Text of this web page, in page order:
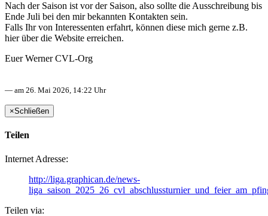
Nach der Saison ist vor der Saison, also sollte die Ausschreibung bis
Ende Juli bei den mir bekannten Kontakten sein.
Falls Ihr von Interessenten erfahrt, können diese mich gerne z.B.
hier über die Website erreichen.
Euer Werner CVL-Org
— am 26. Mai 2026, 14:22 Uhr
×Schließen
Teilen
Internet Adresse:
http://liga.graphican.de/news-
Teilen via: